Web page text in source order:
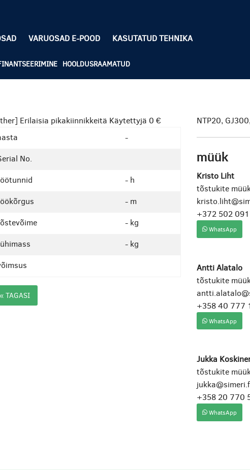
VARUOSAD E-POOD KASUTATUD TEHNIKA
HOOLDUSRAAMATUD
Erilaisia pikakiinnikkeitä Käytettyjä 0 €
-
No.
- h
- m
- kg
- kg
« TAGASI
NTP20,
müük
Kristo Liht
tõstukite
+372 502
WhatsApp
Antti Alatalo
tõstukite
+358 40 777
WhatsApp
Jukka
tõstukite
+358 20 770
WhatsApp